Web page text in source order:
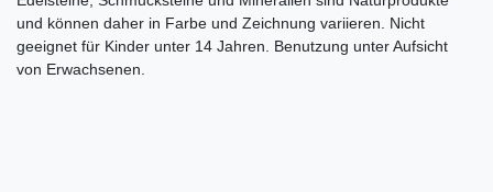
und können daher in Farbe und Zeichnung variieren. Nicht
geeignet für Kinder unter 14 Jahren. Benutzung unter Aufsicht
von Erwachsenen.